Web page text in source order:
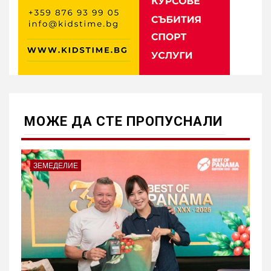
МОЖE ДА СТЕ ПРОПУСНАЛИ
ЗЕМЕДЕЛИЕ